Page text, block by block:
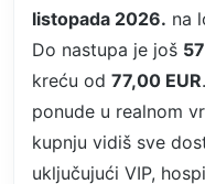
listopada 2026. na
Do nastupa je još
kreću od 77,00 EUR
ponude u realnom
kupnju vidiš sve
uključujući VIP,